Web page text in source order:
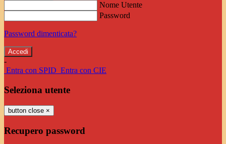
Nome Utente
Password
Password dimenticata?
-
Entra con SPID Entra con CIE
Seleziona utente
button close ×
Recupero password